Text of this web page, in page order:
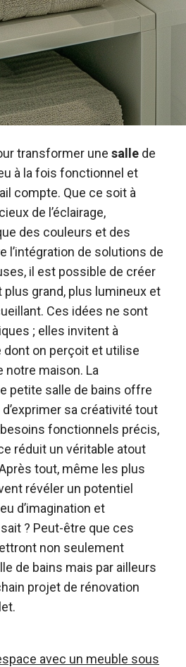
transformer une salle de
à la fois fonctionnel et
compte. Que ce soit à
de l’éclairage,
des couleurs et des
l’intégration de solutions de
il est possible de créer
plus grand, plus lumineux et
Ces idées ne sont
; elles invitent à
dont on perçoit et utilise
notre maison. La
petite salle de bains offre
sa créativité tout
fonctionnels précis,
réduit un véritable atout
tout, même les plus
révéler un potentiel
d’imagination et
? Peut-être que ces
non seulement
de bains mais par ailleurs
projet de rénovation
avec un meuble sous